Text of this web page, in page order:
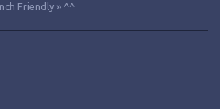
Friendly » ^^